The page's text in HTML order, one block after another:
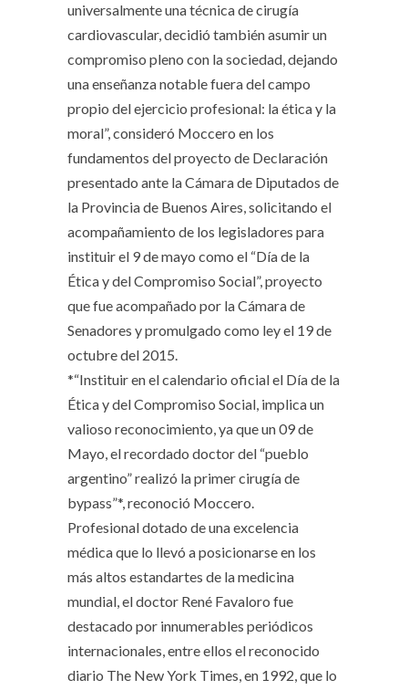
universalmente una técnica de cirugía
cardiovascular, decidió también asumir un
compromiso pleno con la sociedad, dejando
una enseñanza notable fuera del campo
propio del ejercicio profesional: la ética y la
moral”, consideró Moccero en los
fundamentos del proyecto de Declaración
presentado ante la Cámara de Diputados de
la Provincia de Buenos Aires, solicitando el
acompañamiento de los legisladores para
instituir el 9 de mayo como el “Día de la
Ética y del Compromiso Social”, proyecto
que fue acompañado por la Cámara de
Senadores y promulgado como ley el 19 de
octubre del 2015.
*“Instituir en el calendario oficial el Día de la
Ética y del Compromiso Social, implica un
valioso reconocimiento, ya que un 09 de
Mayo, el recordado doctor del “pueblo
argentino” realizó la primer cirugía de
bypass”*, reconoció Moccero.
Profesional dotado de una excelencia
médica que lo llevó a posicionarse en los
más altos estandartes de la medicina
mundial, el doctor René Favaloro fue
destacado por innumerables periódicos
internacionales, entre ellos el reconocido
diario The New York Times, en 1992, que lo